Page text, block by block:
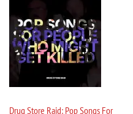
Drug Store Raid: Pop Songs For